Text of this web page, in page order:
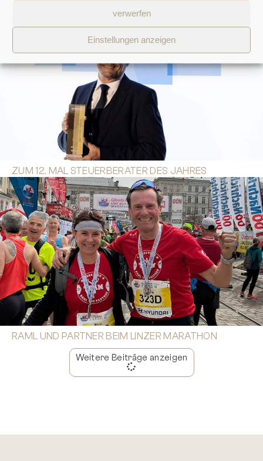
verwerfen
Einstellungen anzeigen
ZUM 12. MAL STEUERBERATER DES JAHRES
RAML UND PARTNER BEIM LINZER MARATHON
Weitere Beiträge anzeigen